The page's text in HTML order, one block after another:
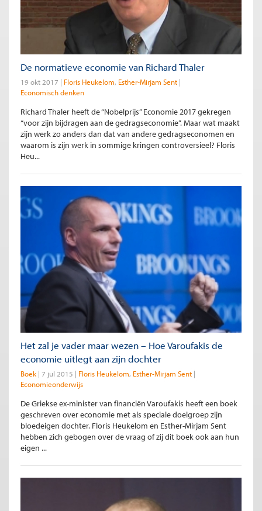
De normatieve economie van Richard Thaler
19 okt 2017 Floris Heukelom Esther-Mirjam Sent
Economisch denken
Richard Thaler heeft de “Nobelprijs” Economie 2017 gekregen
“voor zijn bijdragen aan de gedragseconomie”. Maar wat maakt
zijn werk zo anders dan dat van andere gedragseconomen en
waarom is zijn werk in sommige kringen controversieel? Floris
Heu...
Het zal je vader maar wezen – Hoe Varoufakis de
economie uitlegt aan zijn dochter
Boek 7 jul 2015 Floris Heukelom Esther-Mirjam Sent
Economieonderwijs
De Griekse ex-minister van financiën Varoufakis heeft een boek
geschreven over economie met als speciale doelgroep zijn
bloedeigen dochter. Floris Heukelom en Esther-Mirjam Sent
hebben zich gebogen over de vraag of zij dit boek ook aan hun
eigen ...